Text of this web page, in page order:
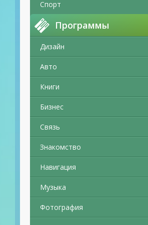
Спорт
Программы
Дизайн
Авто
Книги
Бизнес
Связь
Знакомство
Навигация
Музыка
Фотография